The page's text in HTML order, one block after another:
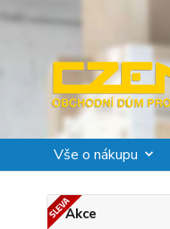
Vše o nákupu
Akce